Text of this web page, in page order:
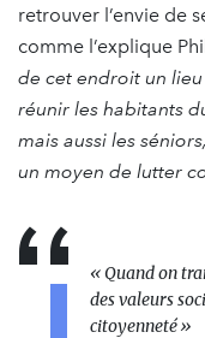
retrouver l’envie de
comme l’explique
de cet endroit un
réunir les habitants
mais aussi les
un moyen de lutter
« Quand on
des valeurs
citoyenneté »